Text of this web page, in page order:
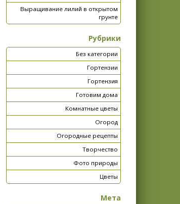
Выращивание лилий в открытом
грунте
Рубрики
Без категории
Гортензии
Гортензия
Готовим дома
Комнатные цветы
Огород
Огородные рецепты
Творчество
Фото природы
Цветы
Мета